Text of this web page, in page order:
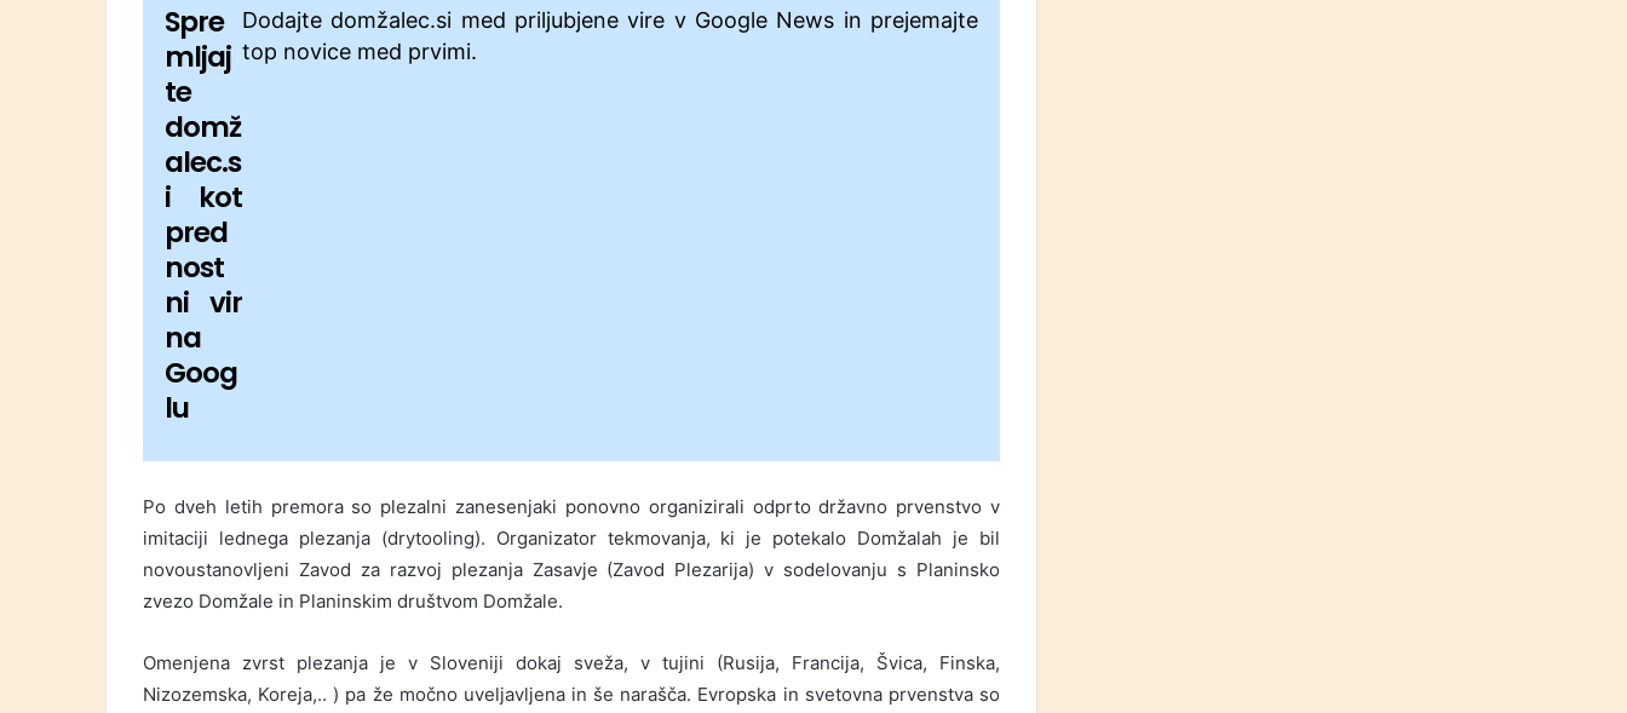
Spre
mljaj
te
domž
alec.s
i kot
pred
nost
ni vir
na
Goog
lu
Dodajte domžalec.si med priljubjene vire v Google News in prejemajte
top novice med prvimi.
Po dveh letih premora so plezalni zanesenjaki ponovno organizirali odprto državno prvenstvo v
imitaciji lednega plezanja (drytooling). Organizator tekmovanja, ki je potekalo Domžalah je bil
novoustanovljeni Zavod za razvoj plezanja Zasavje (Zavod Plezarija) v sodelovanju s Planinsko
zvezo Domžale in Planinskim društvom Domžale.
Omenjena zvrst plezanja je v Sloveniji dokaj sveža, v tujini (Rusija, Francija, Švica, Finska,
Nizozemska, Koreja,.. ) pa že močno uveljavljena in še narašča. Evropska in svetovna prvenstva so